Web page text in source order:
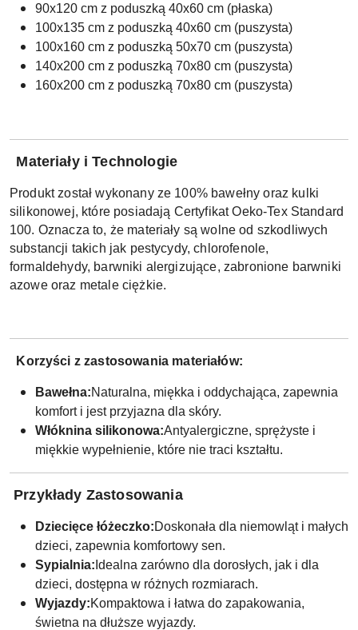
90x120 cm z poduszką 40x60 cm (płaska)
100x135 cm z poduszką 40x60 cm (puszysta)
100x160 cm z poduszką 50x70 cm (puszysta)
140x200 cm z poduszką 70x80 cm (puszysta)
160x200 cm z poduszką 70x80 cm (puszysta)
Materiały i Technologie
Produkt został wykonany ze 100% bawełny oraz kulki
silikonowej, które posiadają Certyfikat Oeko-Tex Standard
100. Oznacza to, że materiały są wolne od szkodliwych
substancji takich jak pestycydy, chlorofenole,
formaldehydy, barwniki alergizujące, zabronione barwniki
azowe oraz metale ciężkie.
Korzyści z zastosowania materiałów:
Bawełna:Naturalna, miękka i oddychająca, zapewnia
komfort i jest przyjazna dla skóry.
Włóknina silikonowa:Antyalergiczne, sprężyste i
miękkie wypełnienie, które nie traci kształtu.
Przykłady Zastosowania
Dziecięce łóżeczko:Doskonała dla niemowląt i małych
dzieci, zapewnia komfortowy sen.
Sypialnia: Idealna zarówno dla dorosłych, jak i dla
dzieci, dostępna w różnych rozmiarach.
Wyjazdy:Kompaktowa i łatwa do zapakowania,
świetna na dłuższe wyjazdy.